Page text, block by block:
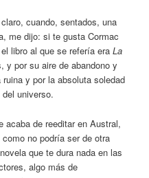
cuando, sentados, una
me dijo: si te gusta Cormac
libro al que se refería eraLa
y por su aire de abandono y
y por la absoluta soledad
universo.
acaba de reeditar en Austral,
no podría ser de otra
que te dura nada en las
algo más de